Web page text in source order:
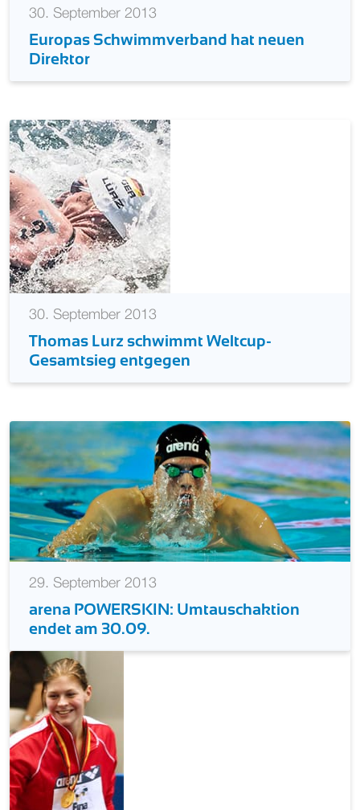
30. September 2013
Europas Schwimmverband hat neuen
Direktor
30. September 2013
Thomas Lurz schwimmt Weltcup-
Gesamtsieg entgegen
29. September 2013
arena POWERSKIN: Umtauschaktion
endet am 30.09.